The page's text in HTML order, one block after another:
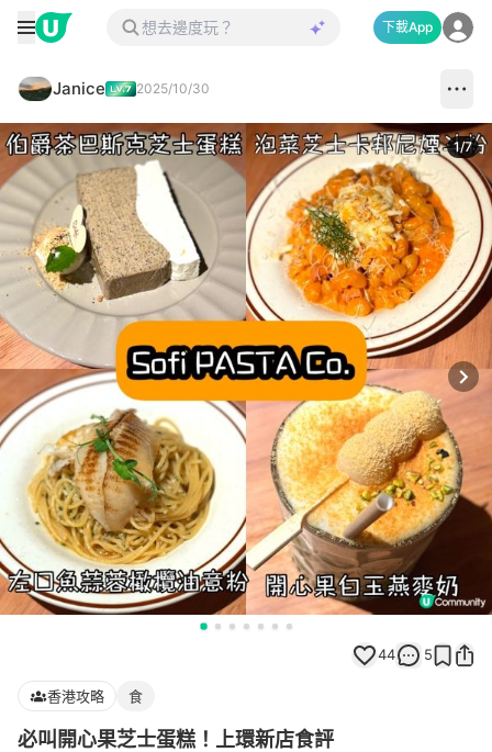
下載App
Janice 2025/10/30
1/7
44 5
香港攻略 食
必叫開心果芝士蛋糕！上環新店食評